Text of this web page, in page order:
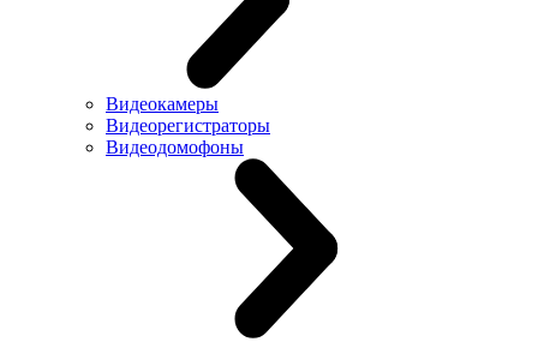
Видеокамеры
Видеорегистраторы
Видеодомофоны